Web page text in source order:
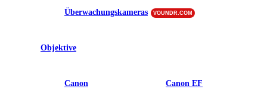
Überwachungskameras VOUNDR.COM
Objektive
Canon Canon EF